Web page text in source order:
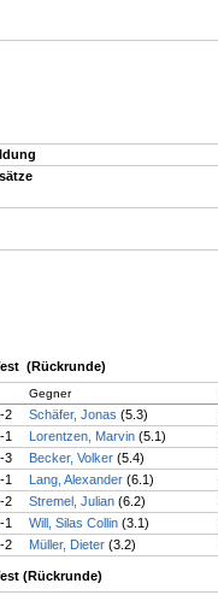
(Rückrunde)
Gegner
2 Schäfer, Jonas (5.3)
1
Lorentzen, Marvin (5.1)
3
Becker, Volker (5.4)
1 Lang, Alexander (6.1)
2
Stremel, Julian (6.2)
1 Will, Silas Collin (3.1)
2
Müller, Dieter (3.2)
(Rückrunde)